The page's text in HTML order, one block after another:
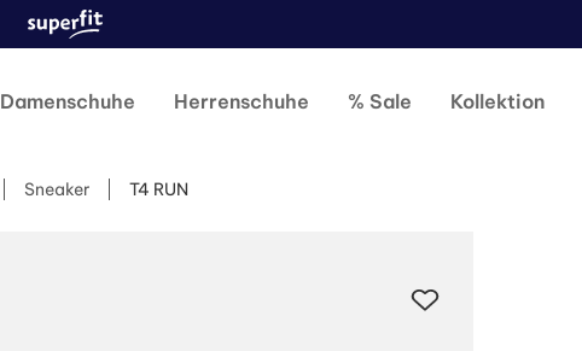
Damenschuhe Herrenschuhe % Sale Kollektion
Sneaker T4 RUN